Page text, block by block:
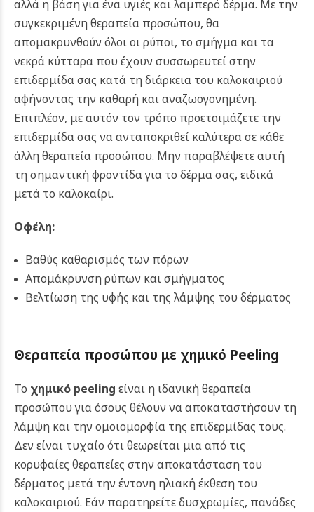
αλλά η βάση για ένα υγιές και λαμπερό δέρμα. Με την
συγκεκριμένη θεραπεία προσώπου, θα
απομακρυνθούν όλοι οι ρύποι, το σμήγμα και τα
νεκρά κύτταρα που έχουν συσσωρευτεί στην
επιδερμίδα σας κατά τη διάρκεια του καλοκαιριού
αφήνοντας την καθαρή και αναζωογονημένη.
Επιπλέον, με αυτόν τον τρόπο προετοιμάζετε την
επιδερμίδα σας να ανταποκριθεί καλύτερα σε κάθε
άλλη θεραπεία προσώπου. Μην παραβλέψετε αυτή
τη σημαντική φροντίδα για το δέρμα σας, ειδικά
μετά το καλοκαίρι.
Οφέλη:
Βαθύς καθαρισμός των πόρων
Απομάκρυνση ρύπων και σμήγματος
Βελτίωση της υφής και της λάμψης του δέρματος
Θεραπεία προσώπου με χημικό Peeling
Το χημικό peeling είναι η ιδανική θεραπεία
προσώπου για όσους θέλουν να αποκαταστήσουν τη
λάμψη και την ομοιομορφία της επιδερμίδας τους.
Δεν είναι τυχαίο ότι θεωρείται μια από τις
κορυφαίες θεραπείες στην αποκατάσταση του
δέρματος μετά την έντονη ηλιακή έκθεση του
καλοκαιριού. Εάν παρατηρείτε δυσχρωμίες, πανάδες